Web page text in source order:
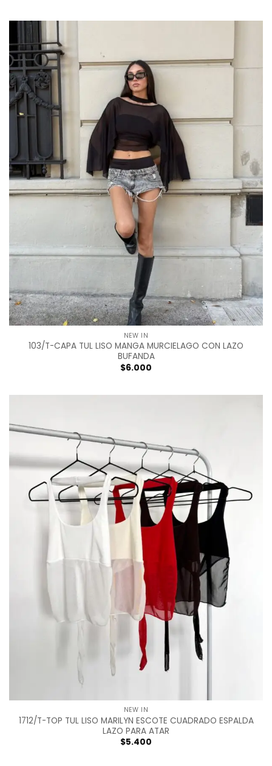
NEW IN
103/T-CAPA TUL LISO MANGA MURCIELAGO CON LAZO
BUFANDA
$6.000
NEW IN
1712/T-TOP TUL LISO MARILYN ESCOTE CUADRADO ESPALDA
LAZO PARA ATAR
$5.400